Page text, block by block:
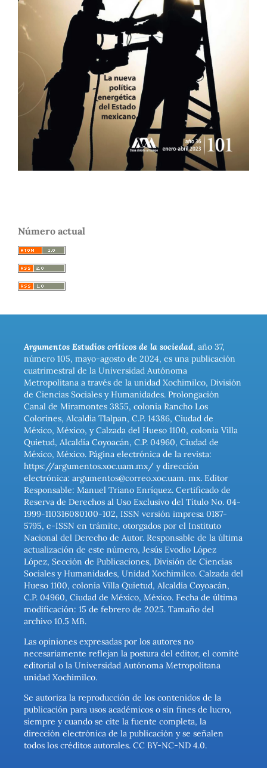
Número actual
Argumentos Estudios críticos de la sociedad, año 37,
número 105, mayo-agosto de 2024, es una publicación
cuatrimestral de la Universidad Autónoma
Metropolitana a través de la unidad Xochimilco, División
de Ciencias Sociales y Humanidades. Prolongación
Canal de Miramontes 3855, colonia Rancho Los
Colorines, Alcaldía Tlalpan, C.P. 14386, Ciudad de
México, México, y Calzada del Hueso 1100, colonia Villa
Quietud, Alcaldía Coyoacán, C.P. 04960, Ciudad de
México, México. Página electrónica de la revista:
https://argumentos.xoc.uam.mx/ y dirección
electrónica: argumentos@correo.xoc.uam. mx. Editor
Responsable: Manuel Triano Enríquez. Certificado de
Reserva de Derechos al Uso Exclusivo del Título No. 04-
1999-110316080100-102, ISSN versión impresa 0187-
5795, e-ISSN en trámite, otorgados por el Instituto
Nacional del Derecho de Autor. Responsable de la última
actualización de este número, Jesús Evodio López
López, Sección de Publicaciones, División de Ciencias
Sociales y Humanidades, Unidad Xochimilco. Calzada del
Hueso 1100, colonia Villa Quietud, Alcaldía Coyoacán,
C.P. 04960, Ciudad de México, México. Fecha de última
modificación: 15 de febrero de 2025. Tamaño del
archivo 10.5 MB.
Las opiniones expresadas por los autores no
necesariamente reflejan la postura del editor, el comité
editorial o la Universidad Autónoma Metropolitana
unidad Xochimilco.
Se autoriza la reproducción de los contenidos de la
publicación para usos académicos o sin fines de lucro,
siempre y cuando se cite la fuente completa, la
dirección electrónica de la publicación y se señalen
todos los créditos autorales. CC BY-NC-ND 4.0.